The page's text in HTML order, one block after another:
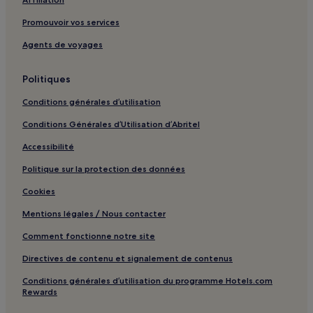
Williamsburg : hôtels Hôtels d’affaires
Beulah : hôtels Hôtels pas chers
Beulah : hôtels 2 étoiles
Traverse City : hôtels Hôtels avec petit-déjeuner gratuit
Traverse City : Motels
Traverse City : hôtels Hôtels pas chers
Traverse City : hôtels Hôtels d’affaires
Traverse City : hôtels Hôtels de plage
Traverse City : hôtels Hôtels familiaux
Traverse City : hôtels
Promouvoir vos services
Agents de voyages
Politiques
Conditions générales d’utilisation
Conditions Générales d’Utilisation d’Abritel
Accessibilité
Politique sur la protection des données
Cookies
Mentions légales / Nous contacter
Comment fonctionne notre site
Directives de contenu et signalement de contenus
Conditions générales d’utilisation du programme Hotels.com
Rewards